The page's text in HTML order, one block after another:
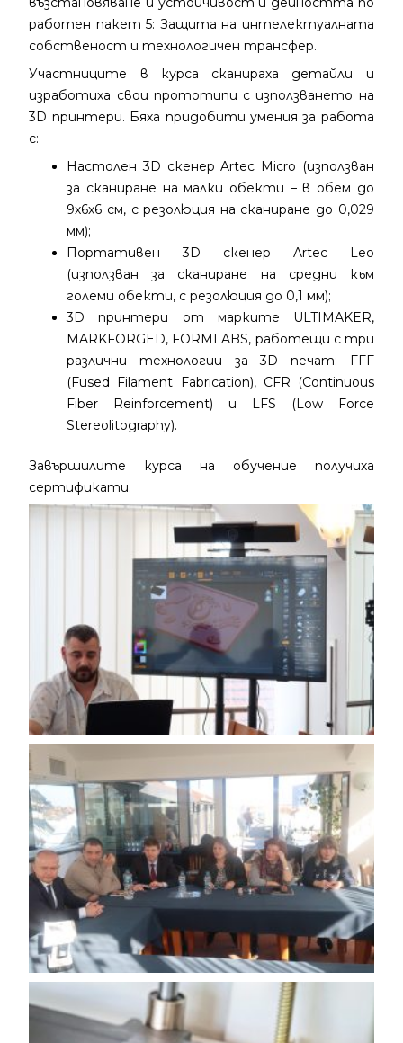
работен пакет 5: Защита на интелектуалната
собственост и технологичен трансфер.
Участниците в курса сканираха детайли и
изработиха свои прототипи с използването на
3D принтери. Бяха придобити умения за работа
с:
Настолен 3D скенер Artec Micro (използван
за сканиране на малки обекти – в обем до
9х6х6 см, с резолюция на сканиране до 0,029
мм);
Портативен 3D скенер Artec Leo
(използван за сканиране на средни към
големи обекти, с резолюция до 0,1 мм);
3D принтери от марките ULTIMAKER,
MARKFORGED, FORMLABS, работещи с три
различни технологии за 3D печат: FFF
(Fused Filament Fabrication), CFR (Continuous
Fiber Reinforcement) и LFS (Low Force
Stereolitography).
Завършилите курса на обучение получиха
сертификати.